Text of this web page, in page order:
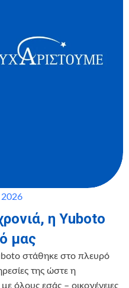
2026
η Yuboto
μας
στάθηκε στο πλευρό
της ώστε η
όλους εσάς – οικογένειες